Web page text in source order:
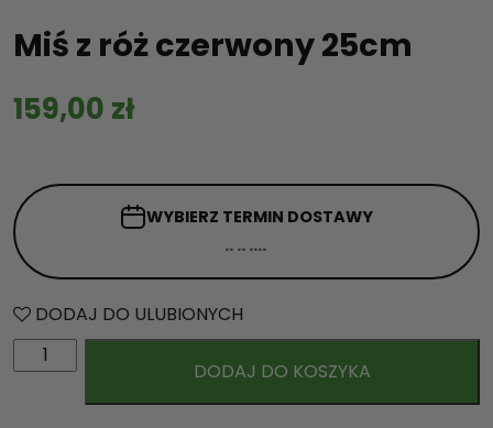
Miś z róż czerwony 25cm
159,00 zł
WYBIERZ TERMIN DOSTAWY
DODAJ DO ULUBIONYCH
l
DODAJ DO KOSZYKA